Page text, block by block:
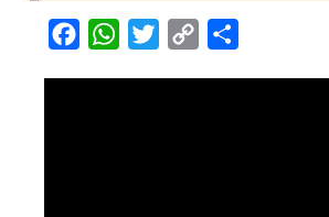
FacebookWhatsAppTwitterCopy